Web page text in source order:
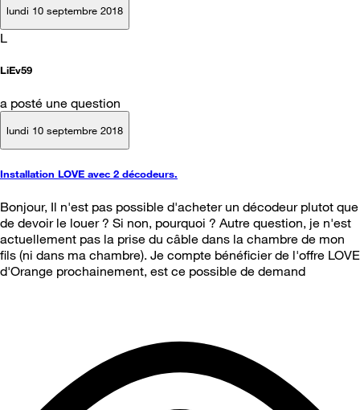
lundi 10 septembre 2018
L
LiEv59
a posté une question
lundi 10 septembre 2018
Installation LOVE avec 2 décodeurs.
Bonjour, Il n'est pas possible d'acheter un décodeur plutot que
de devoir le louer ? Si non, pourquoi ? Autre question, je n'est
actuellement pas la prise du câble dans la chambre de mon
fils (ni dans ma chambre). Je compte bénéficier de l'offre LOVE
d'Orange prochainement, est ce possible de demand